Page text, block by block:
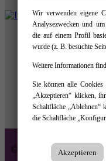
© 2026 Agencia Eureka
Wir verwenden eigene
Analysezwecken und
die auf einem Profil
wurde (z. B. besuchte
Weitere Informationen
Sie können alle Cookies
„Akzeptieren“ klicken,
Schaltfläche „Ablehnen“
die Schaltfläche
Akzeptieren